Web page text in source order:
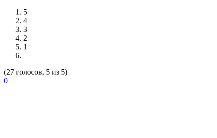
5
4
3
2
1
(27 голосов, 5 из 5)
0